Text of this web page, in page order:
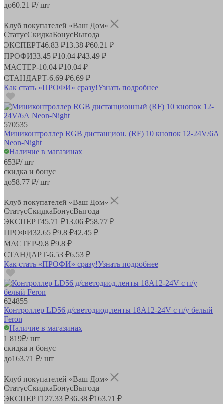
до60.21 ₽/ шт
Клуб покупателей «Ваш Дом»
СтатусСкидкаБонусВыгода
ЭКСПЕРТ46.83 ₽13.38 ₽60.21 ₽
ПРОФИ33.45 ₽10.04 ₽43.49 ₽
МАСТЕР-10.04 ₽10.04 ₽
СТАНДАРТ-6.69 ₽6.69 ₽
Как стать «ПРОФИ» сразу!Узнать подробнее
570535
Миниконтроллер RGB дистанцион. (RF) 10 кнопок 12-24V/6А
Neon-Night
Наличие в магазинах
653₽/ шт
скидка и бонус
до58.77 ₽/ шт
Клуб покупателей «Ваш Дом»
СтатусСкидкаБонусВыгода
ЭКСПЕРТ45.71 ₽13.06 ₽58.77 ₽
ПРОФИ32.65 ₽9.8 ₽42.45 ₽
МАСТЕР-9.8 ₽9.8 ₽
СТАНДАРТ-6.53 ₽6.53 ₽
Как стать «ПРОФИ» сразу!Узнать подробнее
624855
Контроллер LD56 д/светодиод.ленты 18A12-24V с п/у белый
Feron
Наличие в магазинах
1 819₽/ шт
скидка и бонус
до163.71 ₽/ шт
Клуб покупателей «Ваш Дом»
СтатусСкидкаБонусВыгода
ЭКСПЕРТ127.33 ₽36.38 ₽163.71 ₽